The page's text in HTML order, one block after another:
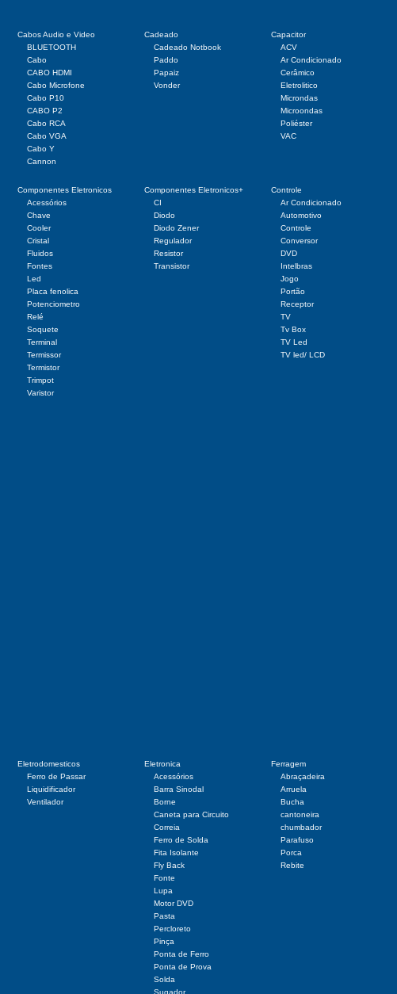
Cabos Audio e Video
BLUETOOTH
Cabo
CABO HDMI
Cabo Microfone
Cabo P10
CABO P2
Cabo RCA
Cabo VGA
Cabo Y
Cannon
Cadeado
Cadeado Notbook
Paddo
Papaiz
Vonder
Capacitor
ACV
Ar Condicionado
Cerâmico
Eletrolitico
Microndas
Microondas
Poliéster
VAC
Componentes Eletronicos
Acessórios
Chave
Cooler
Cristal
Fluidos
Fontes
Led
Placa fenolica
Potenciometro
Relé
Soquete
Terminal
Termissor
Termistor
Trimpot
Varistor
Componentes Eletronicos+
CI
Diodo
Diodo Zener
Regulador
Resistor
Transistor
Controle
Ar Condicionado
Automotivo
Controle
Conversor
DVD
Intelbras
Jogo
Portão
Receptor
TV
Tv Box
TV Led
TV led/ LCD
Eletrodomesticos
Ferro de Passar
Liquidificador
Ventilador
Eletronica
Acessórios
Barra Sinodal
Borne
Caneta para Circuito
Correia
Ferro de Solda
Fita Isolante
Fly Back
Fonte
Lupa
Motor DVD
Pasta
Percloreto
Pinça
Ponta de Ferro
Ponta de Prova
Solda
Sugador
Ferragem
Abraçadeira
Arruela
Bucha
cantoneira
chumbador
Parafuso
Porca
Rebite